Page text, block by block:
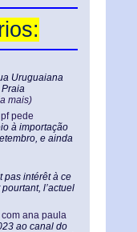
Uruguaiana
Praia
mais)
pede
à importação
e ainda
pas intérêt à ce
l’actuel
ana paula
ao canal do